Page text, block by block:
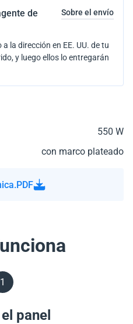
de
Sobre el envío
la dirección en EE. UU. de tu
y luego ellos lo entregarán
550 W
con marco plateado
1
panel